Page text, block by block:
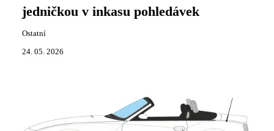
jedničkou v inkasu pohledávek
Ostatní
24. 05. 2026